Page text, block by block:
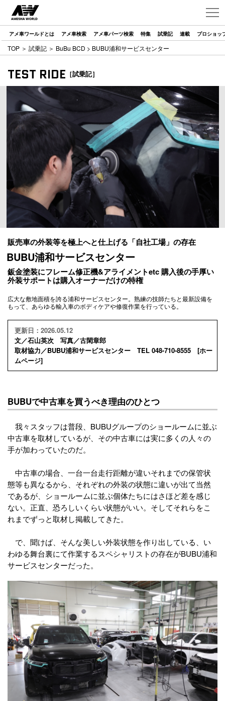
アメ車ワールドとは アメ車検索 アメ車パーツ検索 特集 試乗記 連載 プロショッ
TOP ＞ 試乗記 ＞ BuBu BCD > BUBU浦和サービスセンター
TEST RIDE ［試乗記］
販売車の外装等を極上へと仕上げる「自社工場」の存在
BUBU浦和サービスセンター
鈑金塗装にフレーム修正機&アライメントetc 購入後の手厚い
外装サポートは購入オーナーだけの特権
広大な敷地面積を誇る浦和サービスセンター。熟練の技師たちと最新設備を
もって、あらゆる輸入車のボディケアや修復作業を行っている。
更新日：2026.05.12
文／石山英次 写真／古閑章郎
取材協力／BUBU浦和サービスセンター TEL 048-710-8555 [ホー
ムページ]
BUBUで中古車を買うべき理由のひとつ
我々スタッフは普段、BUBUグループのショールームに並ぶ
中古車を取材しているが、その中古車には実に多くの人々の
手が加わっていたのだ。
中古車の場合、一台一台走行距離が違いそれまでの保管状
態等も異なるから、それぞれの外装の状態に違いが出て当然
であるが、ショールームに並ぶ個体たちにはさほど差を感じ
ない。正直、恐ろしいくらい状態がいい。そしてそれらをこ
れまでずっと取材し掲載してきた。
で、聞けば、そんな美しい外装状態を作り出している、い
わゆる舞台裏にて作業するスペシャリストの存在がBUBU浦和
サービスセンターだった。